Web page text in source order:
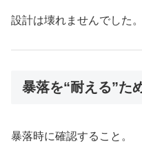
設計は壊れませんでした。
暴落を“耐える”た
暴落時に確認すること。